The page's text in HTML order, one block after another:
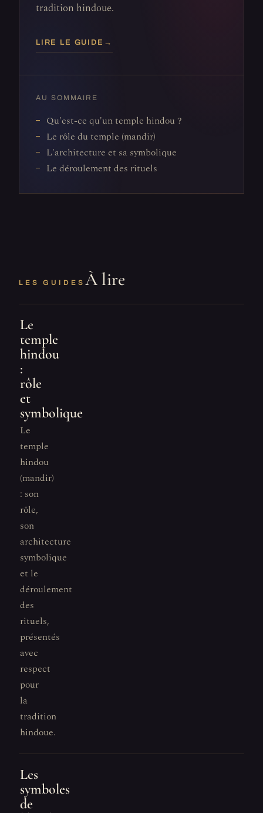
tradition hindoue.
LIRE LE GUIDE →
AU SOMMAIRE
Qu'est-ce qu'un temple hindou ?
Le rôle du temple (mandir)
L'architecture et sa symbolique
Le déroulement des rituels
LES GUIDES À lire
Le
temple
hindou
:
rôle
et
symbolique
Le
temple
hindou
(mandir)
: son
rôle,
son
architecture
symbolique
et le
déroulement
des
rituels,
présentés
avec
respect
pour
la
tradition
hindoue.
Les
symboles
de